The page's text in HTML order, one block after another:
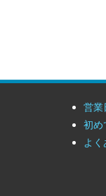
営業
初め
よ